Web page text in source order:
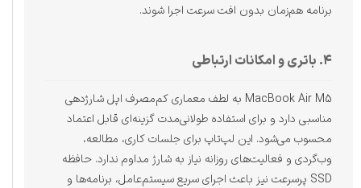
برنامه هم‌زمان بدون افت سرعت اجرا شوند.
۴. باتری و امکانات ارتباطی
MacBook Air M5 به لطف معماری کم‌مصرف اپل شارژدهی
مناسبی دارد و برای استفاده طولانی‌مدت گزینه‌ای قابل اعتماد
محسوب می‌شود. این لپ‌تاپ برای جلسات کاری، مطالعه،
وب‌گردی و فعالیت‌های روزانه نیاز به شارژ مداوم ندارد. حافظه
SSD پرسرعت نیز باعث اجرای سریع سیستم‌عامل، برنامه‌ها و